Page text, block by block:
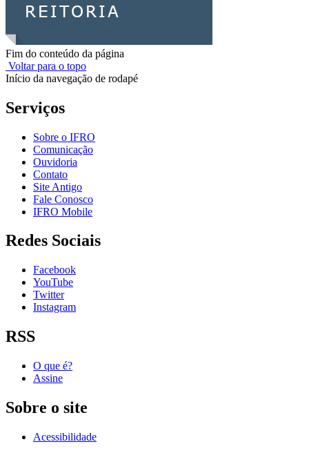
Fim do conteúdo da página
Voltar para o topo
Início da navegação de rodapé
Serviços
Sobre o IFRO
Comunicação
Ouvidoria
Contato
Site Antigo
Fale Conosco
IFRO Mobile
Redes Sociais
Facebook
YouTube
Twitter
Instagram
RSS
O que é?
Assine
Sobre o site
Acessibilidade